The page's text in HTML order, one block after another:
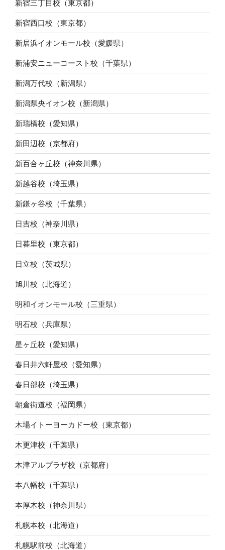
新宿三丁目校（東京都）
新宿西口校（東京都）
新居浜イオンモール校（愛媛県）
新浦安ニューコースト校（千葉県）
新潟万代校（新潟県）
新潟県央イオン校（新潟県）
新瑞橋校（愛知県）
新田辺校（京都府）
新百合ヶ丘校（神奈川県）
新越谷校（埼玉県）
新鎌ヶ谷校（千葉県）
日吉校（神奈川県）
日暮里校（東京都）
日立校（茨城県）
旭川校（北海道）
明和イオンモール校（三重県）
明石校（兵庫県）
星ヶ丘校（愛知県）
春日井六軒屋校（愛知県）
春日部校（埼玉県）
朝倉街道校（福岡県）
木場イトーヨーカドー校（東京都）
木更津校（千葉県）
木津アルプラザ校（京都府）
本八幡校（千葉県）
本厚木校（神奈川県）
札幌本校（北海道）
札幌駅前校（北海道）